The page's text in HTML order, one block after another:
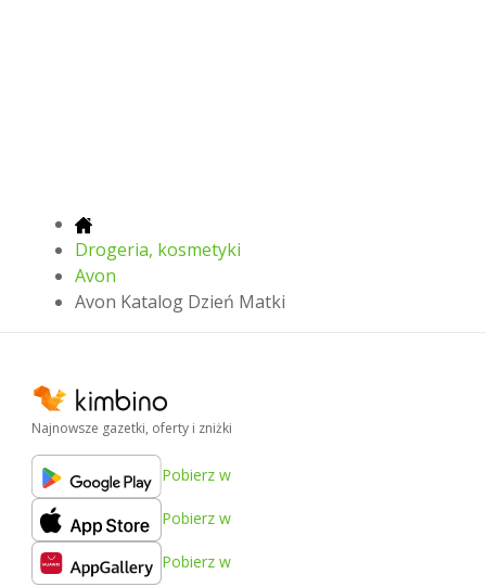
Drogeria, kosmetyki
Avon
Avon Katalog Dzień Matki
Najnowsze gazetki, oferty i zniżki
Pobierz w
Pobierz w
Pobierz w